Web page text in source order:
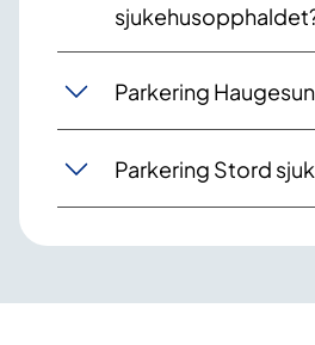
Parkering
Parkering Stord